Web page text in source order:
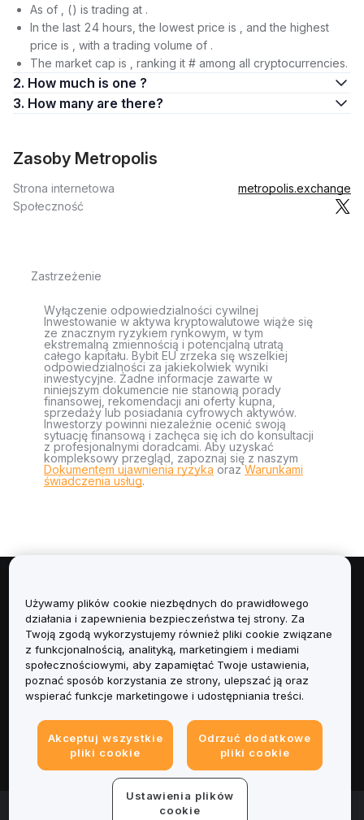
As of , () is trading at .
In the last 24 hours, the lowest price is , and the highest
price is , with a trading volume of .
The market cap is , ranking it # among all cryptocurrencies.
2. How much is one ?
3. How many are there?
Zasoby Metropolis
Strona internetowa
metropolis.exchange
Społeczność
Zastrzeżenie
Wyłączenie odpowiedzialności cywilnej
Inwestowanie w aktywa kryptowalutowe wiąże się
ze znacznym ryzykiem rynkowym, w tym
ekstremalną zmiennością i potencjalną utratą
całego kapitału. Bybit EU zrzeka się wszelkiej
odpowiedzialności za jakiekolwiek wyniki
inwestycyjne. Żadne informacje zawarte w
niniejszym dokumencie nie stanowią porady
finansowej, rekomendacji ani oferty kupna,
sprzedaży lub posiadania cyfrowych aktywów.
Inwestorzy powinni niezależnie ocenić swoją
sytuację finansową i zachęca się ich do konsultacji
z profesjonalnymi doradcami. Aby uzyskać
kompleksowy przegląd, zapoznaj się z naszym
Dokumentem ujawnienia ryzyka orazWarunkami
świadczenia usług.
Informacje
Usługi
Obsługa Klienta
Informacje prawne
© 2025-2026 Bybit.eu. Wszystkie prawa zastrzeżone.
Używamy plików cookie niezbędnych do prawidłowego
działania i zapewnienia bezpieczeństwa tej strony. Za
Twoją zgodą wykorzystujemy również pliki cookie związane
z funkcjonalnością, analityką, marketingiem i mediami
społecznościowymi, aby zapamiętać Twoje ustawienia,
poznać sposób korzystania ze strony, ulepszać ją oraz
wspierać funkcje marketingowe i udostępniania treści.
Akceptuj wszystkie
pliki cookie
Odrzuć dodatkowe
pliki cookie
Ustawienia plików
cookie